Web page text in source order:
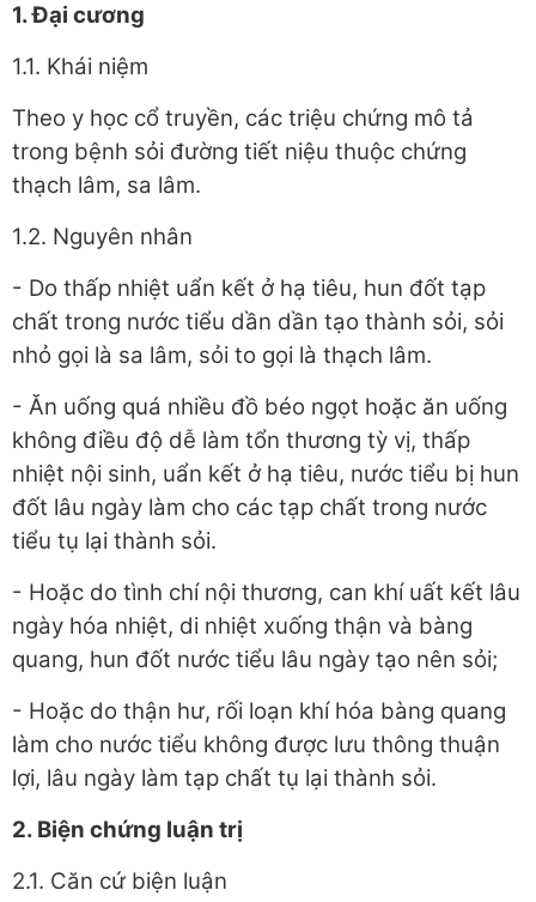
1. Đại cương
1.1. Khái niệm
Theo y học cổ truyền, các triệu chứng mô tả
trong bệnh sỏi đường tiết niệu thuộc chứng
thạch lâm, sa lâm.
1.2. Nguyên nhân
- Do thấp nhiệt uẩn kết ở hạ tiêu, hun đốt tạp
chất trong nước tiểu dần dần tạo thành sỏi, sỏi
nhỏ gọi là sa lâm, sỏi to gọi là thạch lâm.
- Ăn uống quá nhiều đồ béo ngọt hoặc ăn uống
không điều độ dễ làm tổn thương tỳ vị, thấp
nhiệt nội sinh, uẩn kết ở hạ tiêu, nước tiểu bị hun
đốt lâu ngày làm cho các tạp chất trong nước
tiểu tụ lại thành sỏi.
- Hoặc do tình chí nội thương, can khí uất kết lâu
ngày hóa nhiệt, di nhiệt xuống thận và bàng
quang, hun đốt nước tiểu lâu ngày tạo nên sỏi;
- Hoặc do thận hư, rối loạn khí hóa bàng quang
làm cho nước tiểu không được lưu thông thuận
lợi, lâu ngày làm tạp chất tụ lại thành sỏi.
2. Biện chứng luận trị
2.1. Căn cứ biện luận